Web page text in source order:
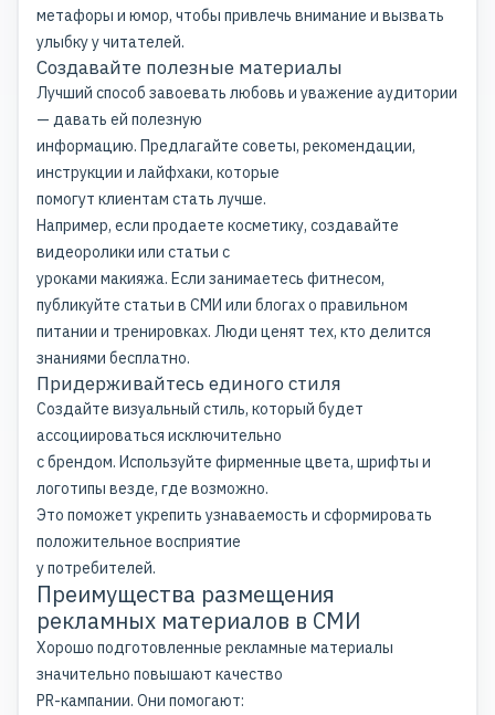
метафоры и юмор, чтобы привлечь внимание и вызвать
улыбку у читателей.
Создавайте полезные материалы
Лучший способ завоевать любовь и уважение аудитории
— давать ей полезную
информацию. Предлагайте советы, рекомендации,
инструкции и лайфхаки, которые
помогут клиентам стать лучше.
Например, если продаете косметику, создавайте
видеоролики или статьи с
уроками макияжа. Если занимаетесь фитнесом,
публикуйте статьи в СМИ или блогах о правильном
питании и тренировках. Люди ценят тех, кто делится
знаниями бесплатно.
Придерживайтесь единого стиля
Создайте визуальный стиль, который будет
ассоциироваться исключительно
с брендом. Используйте фирменные цвета, шрифты и
логотипы везде, где возможно.
Это поможет укрепить узнаваемость и сформировать
положительное восприятие
у потребителей.
Преимущества размещения
рекламных материалов в СМИ
Хорошо подготовленные рекламные материалы
значительно повышают качество
PR-кампании. Они помогают: